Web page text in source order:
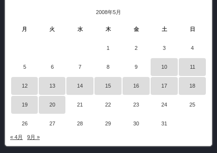
2008年5月
月 火 水 木 金 土 日
1 2 3 4
5 6 7 8 9 10 11
12 13 14 15 16 17 18
19 20 21 22 23 24 25
26 27 28 29 30 31
« 4月 9月 »